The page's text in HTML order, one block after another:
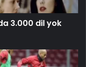
3.000 dil yok